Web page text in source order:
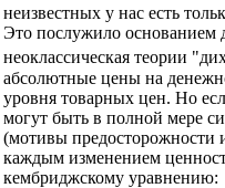
неизвестных у нас есть
Это послужило основанием
неоклассическая теории
абсолютные цены на
уровня товарных цен. Но
могут быть в полной мере
(мотивы предосторожности
каждым изменением
кембриджскому уравнению: